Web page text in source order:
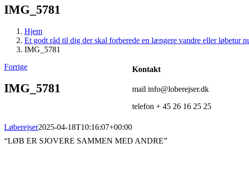
IMG_5781
Hjem
Et godt råd til dig der skal forberede en længere vandre eller løbetur
IMG_5781
Forrige
IMG_5781
Løberejser2025-04-18T10:16:07+00:00
Kontakt
mail info@loberejser.dk
telefon + 45 26 16 25 25
“LØB ER SJOVERE SAMMEN MED ANDRE”